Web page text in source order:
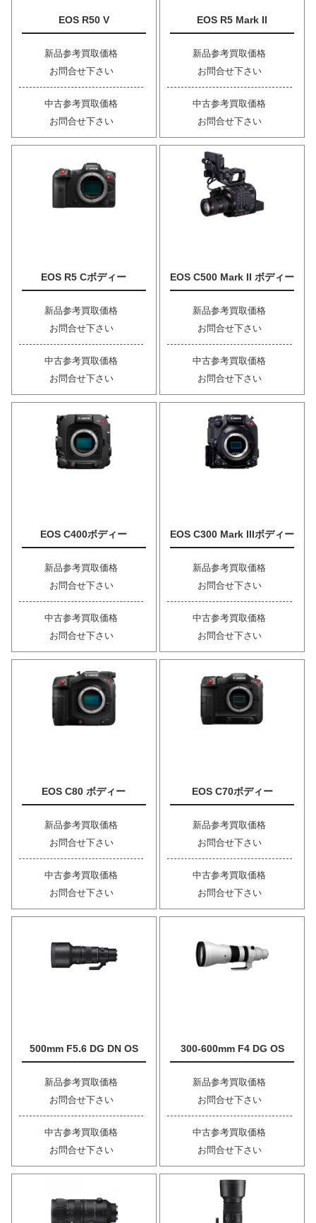
EOS R50 V
新品参考買取価格
お問合せ下さい
中古参考買取価格
お問合せ下さい
EOS R5 Mark II
新品参考買取価格
お問合せ下さい
中古参考買取価格
お問合せ下さい
EOS R5 Cボディー
新品参考買取価格
お問合せ下さい
中古参考買取価格
お問合せ下さい
EOS C500 Mark II ボディー
新品参考買取価格
お問合せ下さい
中古参考買取価格
お問合せ下さい
EOS C400ボディー
新品参考買取価格
お問合せ下さい
中古参考買取価格
お問合せ下さい
EOS C300 Mark IIIボディー
新品参考買取価格
お問合せ下さい
中古参考買取価格
お問合せ下さい
EOS C80 ボディー
新品参考買取価格
お問合せ下さい
中古参考買取価格
お問合せ下さい
EOS C70ボディー
新品参考買取価格
お問合せ下さい
中古参考買取価格
お問合せ下さい
500mm F5.6 DG DN OS
新品参考買取価格
お問合せ下さい
中古参考買取価格
お問合せ下さい
300-600mm F4 DG OS
新品参考買取価格
お問合せ下さい
中古参考買取価格
お問合せ下さい